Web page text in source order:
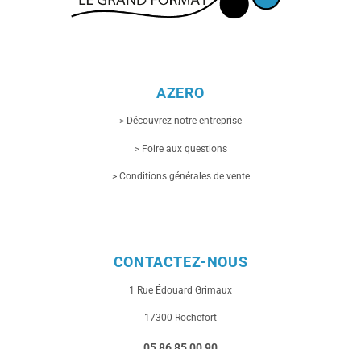
AZERO
> Découvrez notre entreprise
> Foire aux questions
> Conditions générales de vente
CONTACTEZ-NOUS
1 Rue Édouard Grimaux
17300 Rochefort